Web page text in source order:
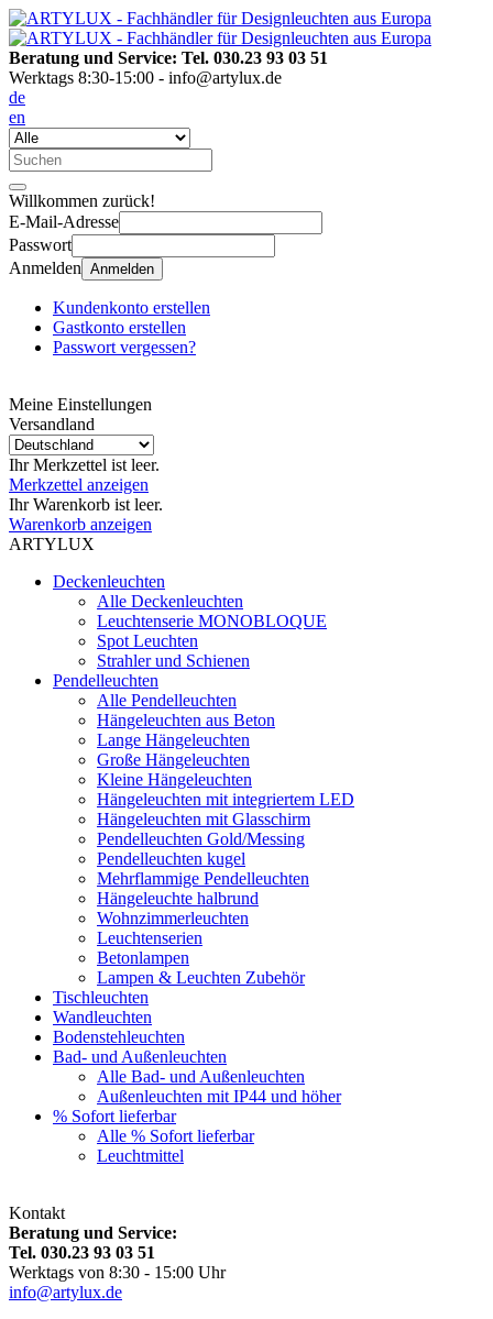
Beratung und Service: Tel. 030.23 93 03 51
Werktags 8:30-15:00 - info@artylux.de
de
en
Willkommen zurück!
E-Mail-Adresse
Passwort
Anmelden Anmelden
Kundenkonto erstellen
Gastkonto erstellen
Passwort vergessen?
Meine Einstellungen
Versandland
Ihr Merkzettel ist leer.
Merkzettel anzeigen
Ihr Warenkorb ist leer.
Warenkorb anzeigen
ARTYLUX
Deckenleuchten
Alle Deckenleuchten
Leuchtenserie MONOBLOQUE
Spot Leuchten
Strahler und Schienen
Pendelleuchten
Alle Pendelleuchten
Hängeleuchten aus Beton
Lange Hängeleuchten
Große Hängeleuchten
Kleine Hängeleuchten
Hängeleuchten mit integriertem LED
Hängeleuchten mit Glasschirm
Pendelleuchten Gold/Messing
Pendelleuchten kugel
Mehrflammige Pendelleuchten
Hängeleuchte halbrund
Wohnzimmerleuchten
Leuchtenserien
Betonlampen
Lampen & Leuchten Zubehör
Tischleuchten
Wandleuchten
Bodenstehleuchten
Bad- und Außenleuchten
Alle Bad- und Außenleuchten
Außenleuchten mit IP44 und höher
% Sofort lieferbar
Alle % Sofort lieferbar
Leuchtmittel
Kontakt
Beratung und Service:
Tel. 030.23 93 03 51
Werktags von 8:30 - 15:00 Uhr
info@artylux.de